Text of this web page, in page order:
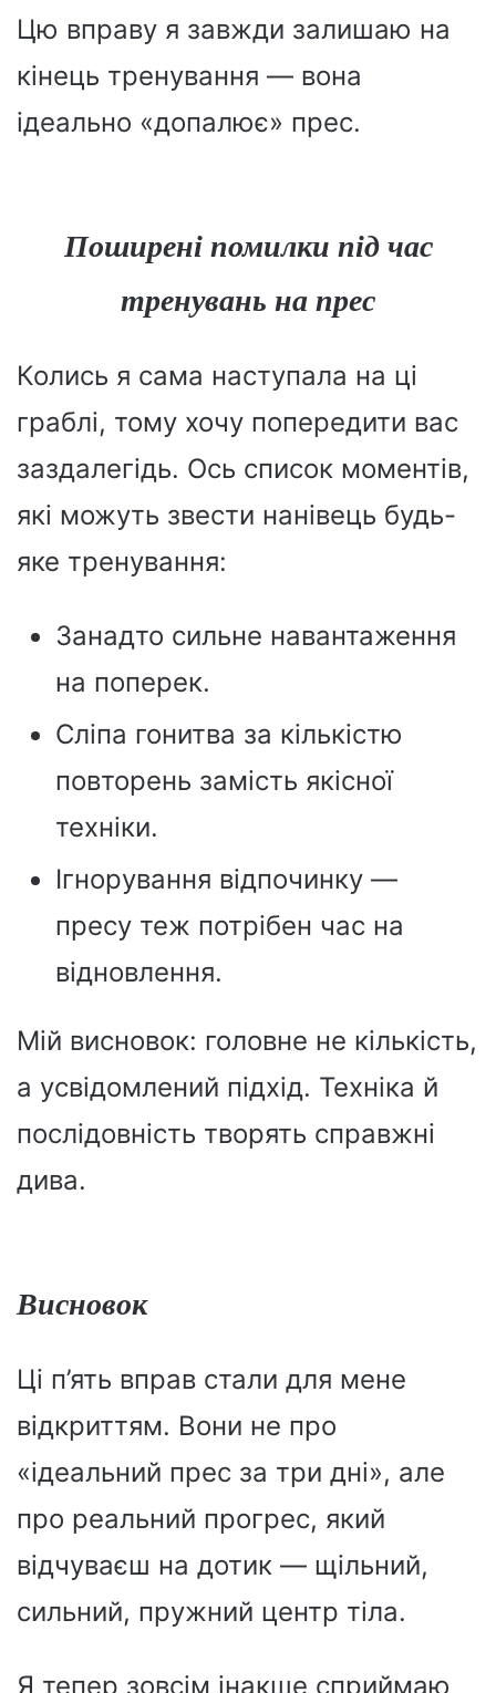
Цю вправу я завжди залишаю на
кінець тренування — вона
ідеально «допалює» прес.
Поширені помилки під час
тренувань на прес
Колись я сама наступала на ці
граблі, тому хочу попередити вас
заздалегідь. Ось список моментів,
які можуть звести нанівець будь-
яке тренування:
Занадто сильне навантаження
на поперек.
Сліпа гонитва за кількістю
повторень замість якісної
техніки.
Ігнорування відпочинку —
пресу теж потрібен час на
відновлення.
Мій висновок: головне не кількість,
а усвідомлений підхід. Техніка й
послідовність творять справжні
дива.
Висновок
Ці п’ять вправ стали для мене
відкриттям. Вони не про
«ідеальний прес за три дні», але
про реальний прогрес, який
відчуваєш на дотик — щільний,
сильний, пружний центр тіла.
Я тепер зовсім інакше сприймаю